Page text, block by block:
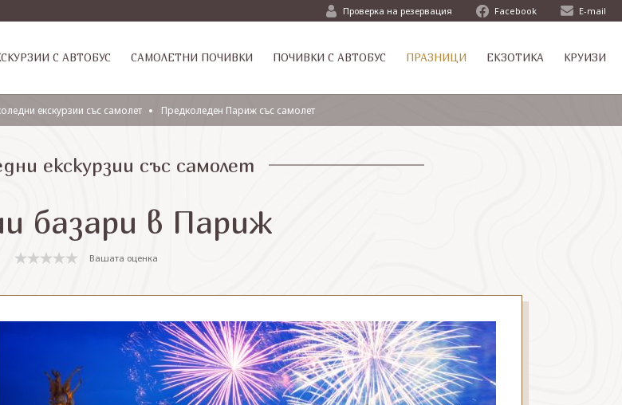
Проверка на резервация Facebook E-mail
С АВТОБУС САМОЛЕТНИ ПОЧИВКИ ПОЧИВКИ С АВТОБУС ПРАЗНИЦИ ЕКЗОТИКА КРУИЗИ
екскурзии със самолет Предколеден Париж със самолет
екскурзии със самолет
базари в Париж
Вашата оценка